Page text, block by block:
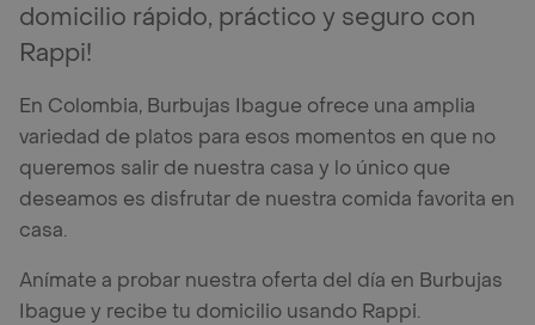
domicilio rápido, práctico y seguro con
Rappi!
En Colombia, Burbujas Ibague ofrece una amplia
variedad de platos para esos momentos en que no
queremos salir de nuestra casa y lo único que
deseamos es disfrutar de nuestra comida favorita en
casa.
Anímate a probar nuestra oferta del día en Burbujas
Ibague y recibe tu domicilio usando Rappi.